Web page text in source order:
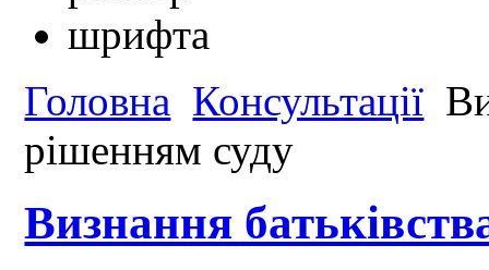
Головна Консультації
рішенням суду
Визнання